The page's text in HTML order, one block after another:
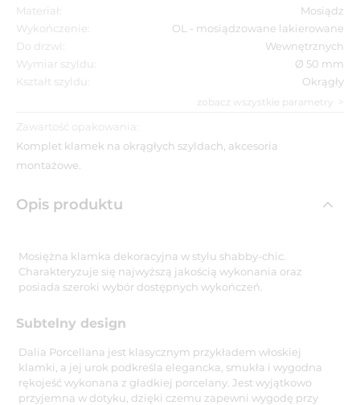
Materiał:
Mosiądz
Wykończenie:
OL - mosiądzowane lakierowane
Do drzwi:
Wewnętrznych
Wymiar szyldu:
Ø 50 mm
Kształt szyldu:
Okrągły
zobacz wszystkie parametry
Zawartość opakowania:
Komplet klamek na okrągłych szyldach, akcesoria
montażowe.
Opis produktu
Mosiężna klamka dekoracyjna w stylu shabby-chic.
Charakteryzuje się najwyższą jakością wykonania oraz
posiada szeroki wybór dostępnych wykończeń.
Subtelny design
Dalia Porcellana jest klasycznym przykładem włoskiej
klamki, a jej urok podkreśla elegancka, smukła i wygodna
rękojeść wykonana z gładkiej porcelany. Jest wyjątkowo
przyjemna w dotyku, dzięki czemu zapewni wygodę przy